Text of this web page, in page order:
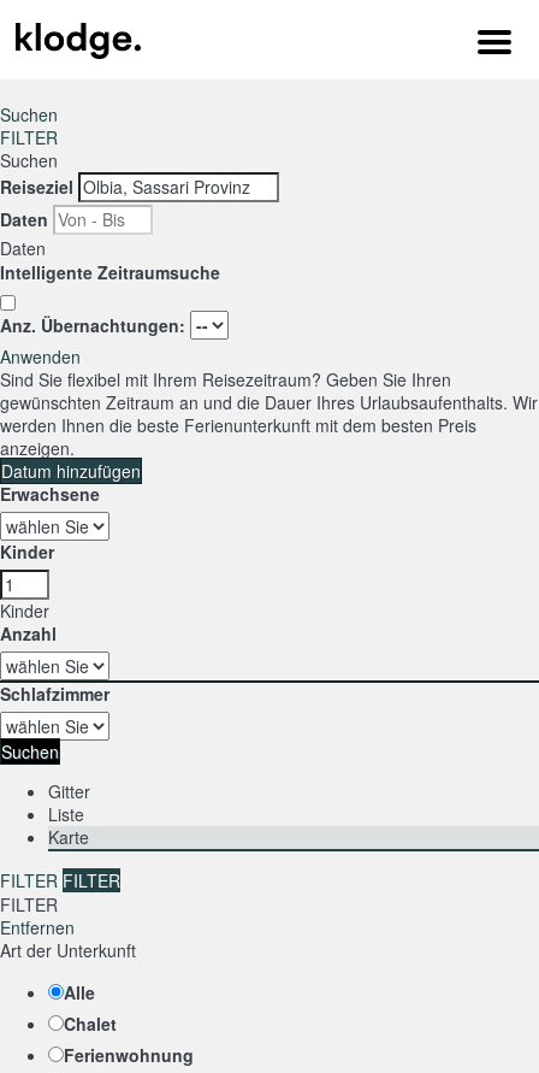
Menu
Suchen
FILTER
Suchen
Reiseziel
Daten
Daten
Intelligente Zeitraumsuche
Anz. Übernachtungen:
Anwenden
Sind Sie flexibel mit Ihrem Reisezeitraum? Geben Sie Ihren
gewünschten Zeitraum an und die Dauer Ihres Urlaubsaufenthalts. Wir
werden Ihnen die beste Ferienunterkunft mit dem besten Preis
anzeigen.
Datum hinzufügen
Erwachsene
Kinder
Kinder
Anzahl
Schlafzimmer
Suchen
Gitter
Liste
Karte
FILTER FILTER
FILTER
Entfernen
Art der Unterkunft
Alle
Chalet
Ferienwohnung